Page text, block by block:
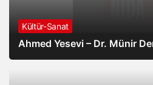
Kültür-Sanat
Ahmed Yesevi – Dr. Münir